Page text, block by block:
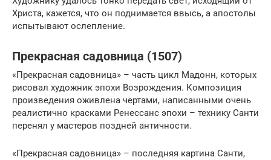
Христа, кажется, что он поднимается ввысь, а апостолы
испытывают ослепление.
Прекрасная садовница (1507)
«Прекрасная садовница» – часть цикл Мадонн, которых
рисовал художник эпохи Возрождения. Композиция
произведения оживлена чертами, написанными очень
реалистично красками Ренессанс эпохи – технику Санти
перенял у мастеров поздней античности.
«Прекрасная садовница» – последняя картина Санти,